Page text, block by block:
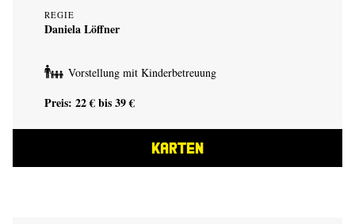
REGIE
Daniela Löffner
Vorstellung mit Kinderbetreuung
Preis: 22 € bis 39 €
KARTEN